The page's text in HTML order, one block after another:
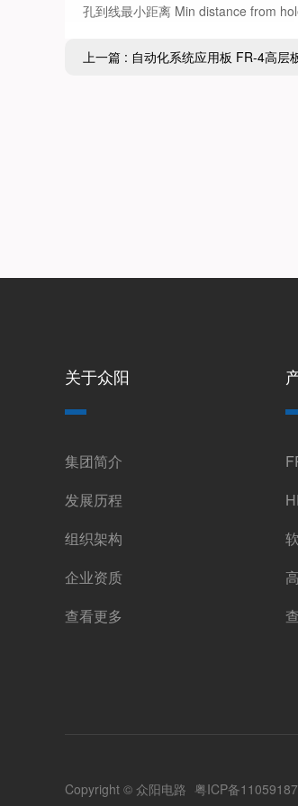
孔到线最小距离 Min distance from
上一篇 : 自动化系统应用板 FR-4高层
关于众阳
集团简介
发展历程
组织架构
企业资质
查看更多
Copyright © 众阳电路 粤ICP备